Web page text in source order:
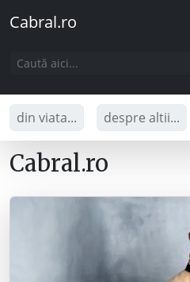
Cabral.ro
din viata... despre altii...
Cabral.ro